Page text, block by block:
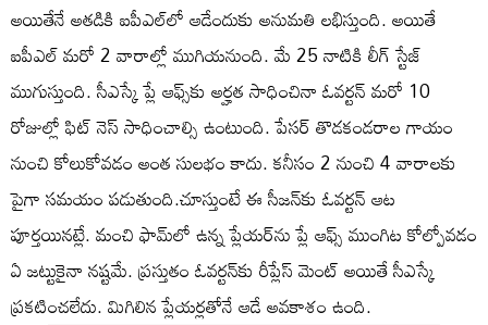
అయితేనే అతడికి ఐపీఎల్‌లో ఆడేందుకు అనుమతి లభిస్తుంది. అయితే
ఐపీఎల్ మరో 2 వారాల్లో ముగియనుంది. మే 25 నాటికి లీగ్ స్టేజ్
ముగుస్తుంది. సీఎస్కే ప్లే ఆఫ్స్‌కు అర్హత సాధించినా ఓవర్టన్ మరో 10
రోజుల్లో ఫిట్ నెస్ సాధించాల్సి ఉంటుంది. పేసర్ తొడకండరాల గాయం
నుంచి కోలుకోవడం అంత సులభం కాదు. కనీసం 2 నుంచి 4 వారాలకు
పైగా సమయం పడుతుంది.చూస్తుంటే ఈ సీజన్‌కు ఓవర్టన్ ఆట
పూర్తయినట్లే. మంచి ఫామ్‌లో ఉన్న ప్లేయర్‌ను ప్లే ఆఫ్స్ ముంగిట కోల్పోవడం
ఏ జట్టుకైనా నష్టమే. ప్రస్తుతం ఓవర్టన్‌కు రీప్లేస్ మెంట్ అయితే సీఎస్కే
ప్రకటించలేదు. మిగిలిన ప్లేయర్లతోనే ఆడే అవకాశం ఉంది.